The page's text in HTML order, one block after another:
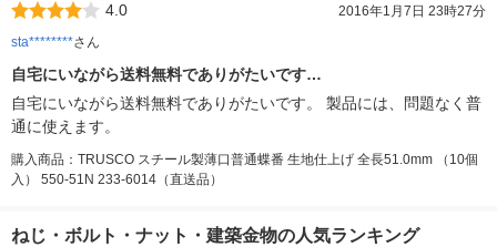
4.0
2016年1月7日 23時27分
sta********さん
自宅にいながら送料無料でありがたいです…
自宅にいながら送料無料でありがたいです。 製品には、問題なく普
通に使えます。
購入商品：TRUSCO スチール製薄口普通蝶番 生地仕上げ 全長51.0mm （10個
入） 550-51N 233-6014（直送品）
ねじ・ボルト・ナット・建築金物の人気ランキング